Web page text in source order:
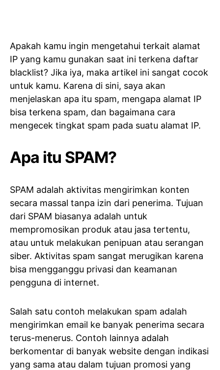
Apakah kamu ingin mengetahui terkait alamat
IP yang kamu gunakan saat ini terkena daftar
blacklist? Jika iya, maka artikel ini sangat cocok
untuk kamu. Karena di sini, saya akan
menjelaskan apa itu spam, mengapa alamat IP
bisa terkena spam, dan bagaimana cara
mengecek tingkat spam pada suatu alamat IP.
Apa itu SPAM?
SPAM adalah aktivitas mengirimkan konten
secara massal tanpa izin dari penerima. Tujuan
dari SPAM biasanya adalah untuk
mempromosikan produk atau jasa tertentu,
atau untuk melakukan penipuan atau serangan
siber. Aktivitas spam sangat merugikan karena
bisa mengganggu privasi dan keamanan
pengguna di internet.
Salah satu contoh melakukan spam adalah
mengirimkan email ke banyak penerima secara
terus-menerus. Contoh lainnya adalah
berkomentar di banyak website dengan indikasi
yang sama atau dalam tujuan promosi yang